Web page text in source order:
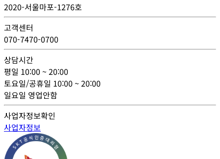
2020-서울마포-1276호
고객센터
070-7470-0700
상담시간
평일 10:00 ~ 20:00
토요일/공휴일 10:00 ~ 20:00
일요일 영업안함
사업자정보확인
사업자정보